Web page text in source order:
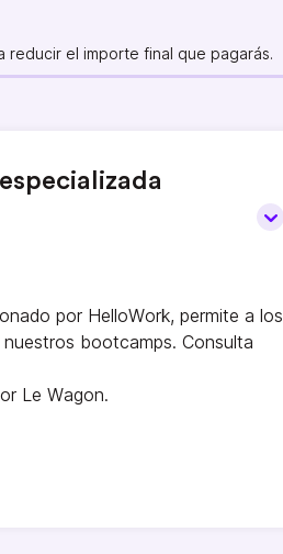
reducir el importe final que pagarás.
por HelloWork, permite a los
bootcamps. Consulta
Le Wagon.